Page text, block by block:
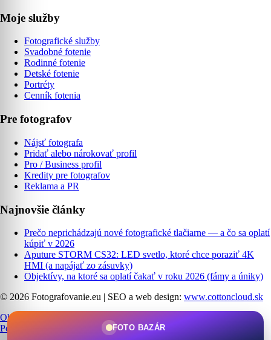
Moje služby
Fotografické služby
Svadobné fotenie
Rodinné fotenie
Detské fotenie
Portréty
Cenník fotenia
Pre fotografov
Nájsť fotografa
Pridať alebo nárokovať profil
Pro / Business profil
Kredity pre fotografov
Reklama a PR
Najnovšie články
Prečo neprichádzajú nové fotografické tlačiarne — a čo sa oplatí
kúpiť v 2026
Aputure STORM CS32: LED svetlo, ktoré chce poraziť 4K
HMI (a napájať zo zásuvky)
Objektívy, na ktoré sa oplatí čakať v roku 2026 (fámy a úniky)
© 2026 Fotografovanie.eu | SEO a web design: www.cottoncloud.sk
Obchodné podmienky
Podmienky používania
FOTO BAZÁR